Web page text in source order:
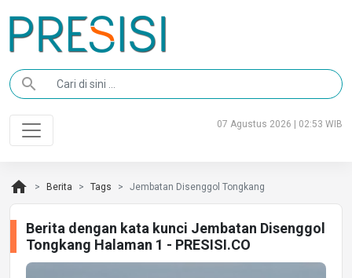
search
07 Agustus 2026 | 02:53 WIB
home Berita Tags Jembatan Disenggol Tongkang
Berita dengan kata kunci Jembatan Disenggol
Tongkang Halaman 1 - PRESISI.CO